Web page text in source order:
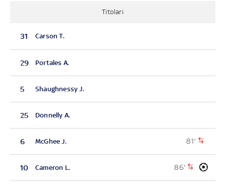
Titolari
31 Carson T.
29 Portales A.
5 Shaughnessy J.
25 Donnelly A.
6 McGhee J. 81'
10 Cameron L. 86'